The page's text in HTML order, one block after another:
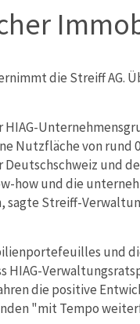
die Streiff AG.
Nutzfläche von rund
und
how und die
sagte Streiff-
und
HIAG-
die positive
"mit Tempo